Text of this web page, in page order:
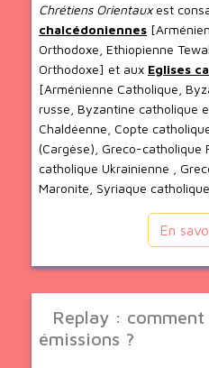
Chrétiens Orientauxest
chalcédoniennes
Orthodoxe, Ethiopienne
Orthodoxe] et aux Eglises
[Arménienne Catholique,
russe, Byzantine catholique
Chaldéenne, Copte
(Cargèse), Greco-catholique
catholique Ukrainienne ,
Maronite, Syriaque
En
Replay :
émissions ?